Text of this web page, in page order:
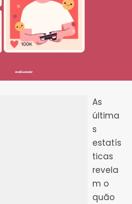
As
última
s
estatís
ticas
revela
m o
quão